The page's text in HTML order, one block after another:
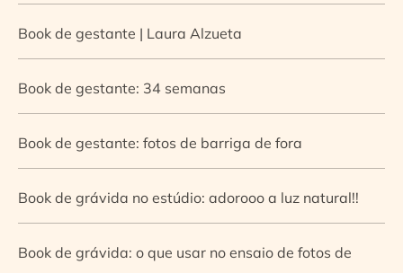
Book de gestante | Laura Alzueta
Book de gestante: 34 semanas
Book de gestante: fotos de barriga de fora
Book de grávida no estúdio: adorooo a luz natural!!
Book de grávida: o que usar no ensaio de fotos de